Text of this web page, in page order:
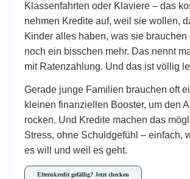
Klassenfahrten oder Klaviere – das
nehmen Kredite auf, weil sie wollen,
Kinder alles haben, was sie brauchen
noch ein bisschen mehr. Das nennt
mit Ratenzahlung. Und das ist völlig
Gerade junge Familien brauchen oft
kleinen finanziellen Booster, um den
rocken. Und Kredite machen das
Stress, ohne Schuldgefühl – einfach,
es will und weil es geht.
Elternkredit gefällig? Jetzt checken